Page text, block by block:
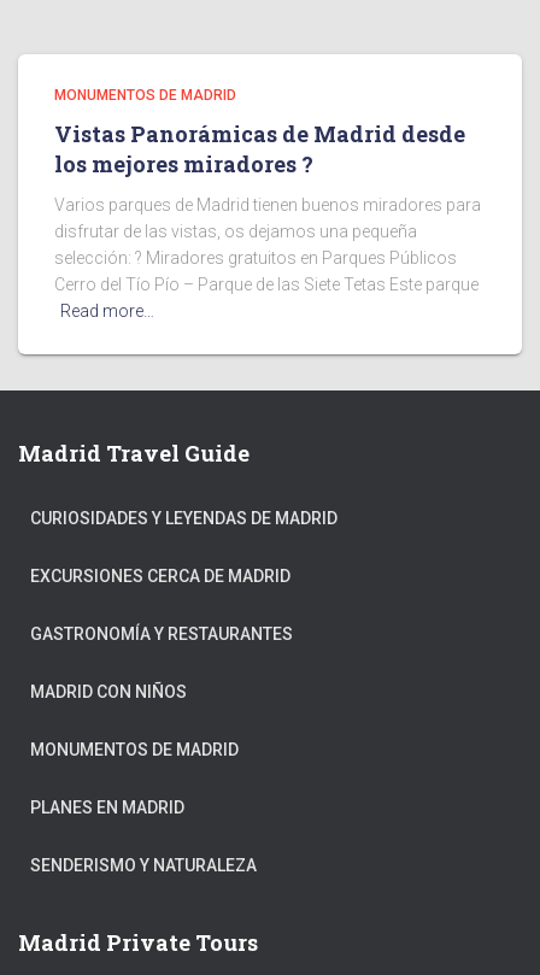
MONUMENTOS DE MADRID
Vistas Panorámicas de Madrid desde
los mejores miradores ?
Varios parques de Madrid tienen buenos miradores para
disfrutar de las vistas, os dejamos una pequeña
selección: ? Miradores gratuitos en Parques Públicos
Cerro del Tío Pío – Parque de las Siete Tetas Este parque
Read more…
Madrid Travel Guide
CURIOSIDADES Y LEYENDAS DE MADRID
EXCURSIONES CERCA DE MADRID
GASTRONOMÍA Y RESTAURANTES
MADRID CON NIÑOS
MONUMENTOS DE MADRID
PLANES EN MADRID
SENDERISMO Y NATURALEZA
Madrid Private Tours